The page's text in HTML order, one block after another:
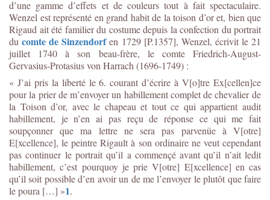
d’une gamme d’effets et de couleurs tout à fait spectaculaire.
Wenzel est représenté en grand habit de la toison d’or et, bien que
Rigaud ait été familier du costume depuis la confection du portrait
ducomte de Sinzendorfen 1729 [P.1357], Wenzel, écrivit le 21
juillet 1740 à son beau-frère, le comte Friedrich-August-
Gervasius-Protasius von Harrach (1696-1749) :
« J’ai pris la liberté le 6. courant d’écrire à V[o]tre Ex[cellen]ce
pour la prier de m’envoyer un habillement complet de chevalier de
la Toison d’or, avec le chapeau et tout ce qui appartient audit
habillement, je n’en ai pas reçu de réponse ce qui me fait
soupçonner que ma lettre ne sera pas parvenüe à V[otre]
E[xcellence], le peintre Rigault à son ordinaire ne veut cependant
pas continuer le portrait qu’il a commençé avant qu’il n’ait ledit
habillement, c’est pourquoy je prie V[otre] E[xcellence] en cas
qu’il soit possible d’en avoir un de me l’envoyer le plutôt que faire
le poura […] »1.